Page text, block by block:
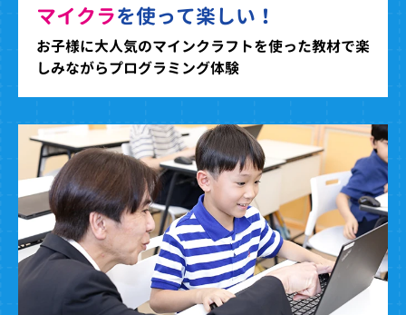
マイクラを使って楽しい！
お子様に大人気のマインクラフトを使った教材で楽
しみながらプログラミング体験